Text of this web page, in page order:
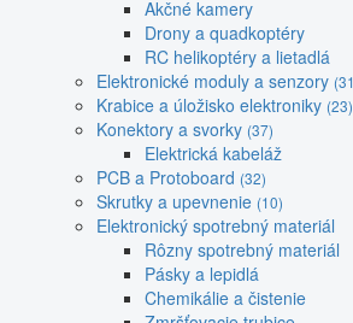
Akčné kamery
Drony a quadkoptéry
RC helikoptéry a lietadlá
Elektronické moduly a senzory
Krabice a úložisko elektroniky (23)
Konektory a svorky (37)
Elektrická kabeláž
PCB a Protoboard (32)
Skrutky a upevnenie (10)
Elektronický spotrebný materiál
Rôzny spotrebný materiál
Pásky a lepidlá
Chemikálie a čistenie